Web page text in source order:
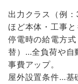
出力クラス（例
ほど本体・工事と
停電時の給電方
替）…全負荷や自
事費アップ。
屋外設置条件…基